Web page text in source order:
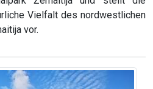
Vielfalt des nordwestlichen
vor.